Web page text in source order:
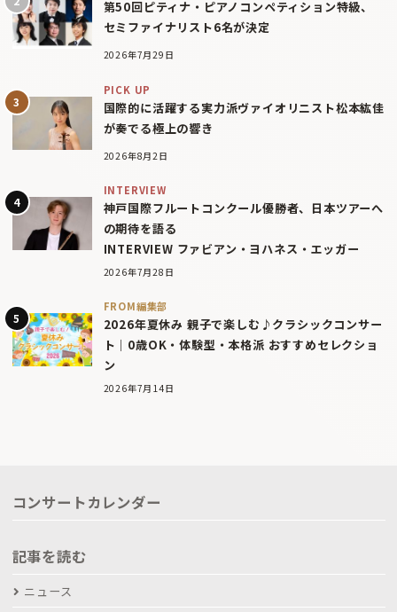
第50回ピティナ・ピアノコンペティション特級、
セミファイナリスト6名が決定
2026年7月29日
PICK UP
国際的に活躍する実力派ヴァイオリニスト松本紘佳
が奏でる極上の響き
2026年8月2日
INTERVIEW
神戸国際フルートコンクール優勝者、日本ツアーへ
の期待を語る
INTERVIEW ファビアン・ヨハネス・エッガー
2026年7月28日
FROM編集部
2026年夏休み 親子で楽しむ♪クラシックコンサー
ト｜0歳OK・体験型・本格派 おすすめセレクショ
ン
2026年7月14日
コンサートカレンダー
記事を読む
ニュース